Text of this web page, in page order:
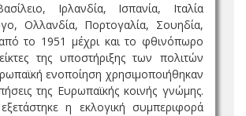
Ιρλανδία, Ισπανία, Ιταλία
Ολλανδία, Πορτογαλία, Σουηδία,
το 1951 μέχρι και το φθινόπωρο
της υποστήριξης των πολιτών
ενοποίηση χρησιμοποιήθηκαν
της Ευρωπαϊκής κοινής γνώμης.
η εκλογική συμπεριφορά